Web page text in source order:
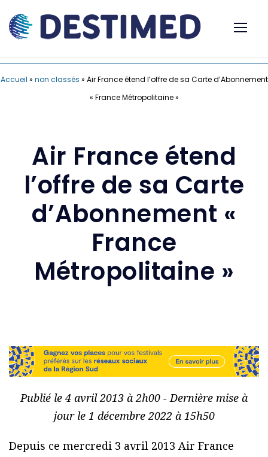
Accueil » non classés » Air France étend l’offre de sa Carte d’Abonnement
« France Métropolitaine »
Air France étend
l’offre de sa Carte
d’Abonnement «
France
Métropolitaine »
Publié le 4 avril 2013 à 2h00 - Dernière mise à
jour le 1 décembre 2022 à 15h50
Depuis ce mercredi 3 avril 2013 Air France